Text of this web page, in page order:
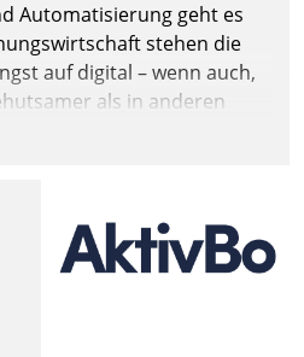
Automatisierung geht es
stehen die
auf digital – wenn auch,
als in anderen